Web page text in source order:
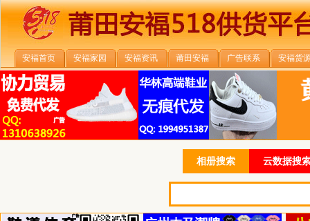
安福首页 安福家园 安福资讯 莆田安福 广告联系 安福货
相册搜索 云数据搜